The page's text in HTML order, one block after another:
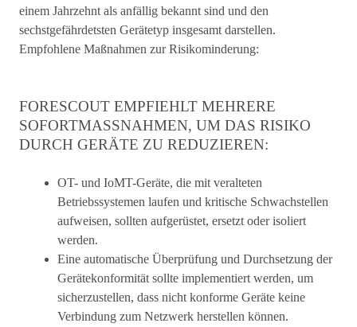
einem Jahrzehnt als anfällig bekannt sind und den
sechstgefährdetsten Gerätetyp insgesamt darstellen.
Empfohlene Maßnahmen zur Risikominderung:
FORESCOUT EMPFIEHLT MEHRERE
SOFORTMASSNAHMEN, UM DAS RISIKO D
URCH GERÄTE ZU REDUZIEREN:
OT- und IoMT-Geräte, die mit veralteten
Betriebssystemen laufen und kritische Schwachstellen
aufweisen, sollten aufgerüstet, ersetzt oder isoliert
werden.
Eine automatische Überprüfung und Durchsetzung der
Gerätekonformität sollte implementiert werden, um
sicherzustellen, dass nicht konforme Geräte keine
Verbindung zum Netzwerk herstellen können.